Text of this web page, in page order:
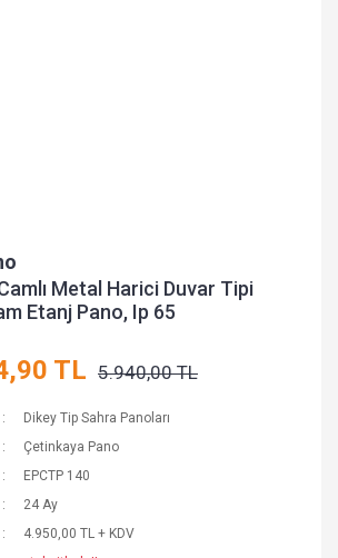
Metal Harici Duvar Tipi
Etanj Pano, Ip 65
TL 5.940,00 TL
Dikey Tip Sahra Panoları
Çetinkaya Pano
EPCTP 140
24 Ay
4.950,00 TL + KDV